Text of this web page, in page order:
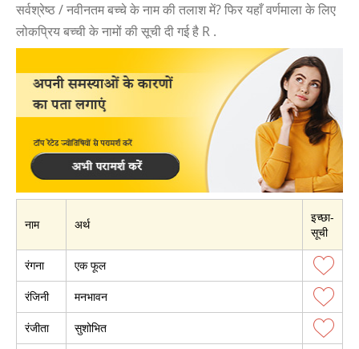
सर्वश्रेष्ठ / नवीनतम बच्चे के नाम की तलाश में? फिर यहाँ वर्णमाला के लिए
लोकप्रिय बच्ची के नामों की सूची दी गई है R .
नाम अर्थ
इच्छा-
सूची
रंगना एक फूल
रंजिनी मनभावन
रंजीता सुशोभित